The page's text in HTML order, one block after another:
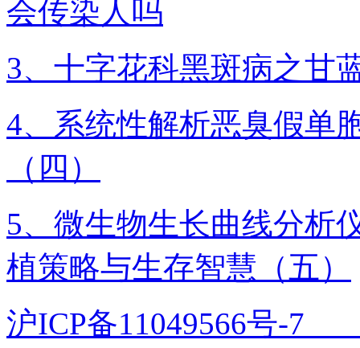
会传染人吗
3、十字花科黑斑病之甘
4、系统性解析恶臭假单
（四）
5、微生物生长曲线分析
植策略与生存智慧（五）
沪ICP备11049566号